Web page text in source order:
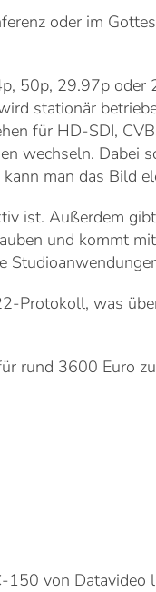
oder im
50p, 29.97p
stationär
für HD-SDI,
wechseln. Dabei
man das Bild
ist. Außerdem
und kommt
Protokoll, was
rund 3600 Euro
150 von Datavideo